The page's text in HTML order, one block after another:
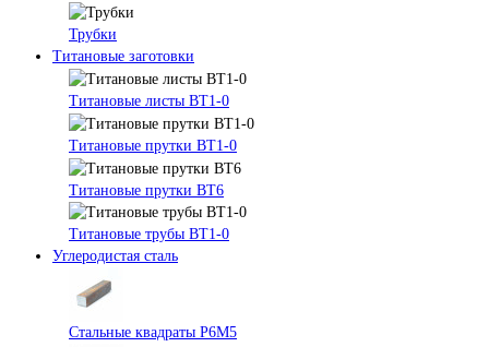
Трубки
Титановые заготовки
Титановые листы ВТ1-0
Титановые прутки ВТ1-0
Титановые прутки ВТ6
Титановые трубы ВТ1-0
Углеродистая сталь
Стальные квадраты Р6М5